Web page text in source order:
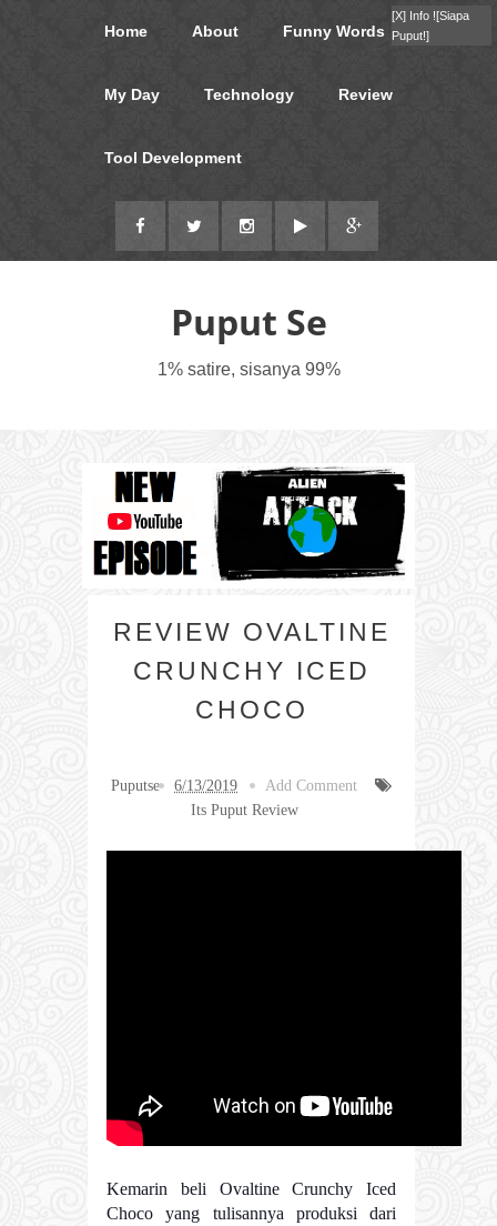
Home About Funny Words
My Day Technology Review
Tool Development
Puput Se
1% satire, sisanya 99%
REVIEW OVALTINE
CRUNCHY ICED
CHOCO
Puputse 6/13/2019
Add Comment
Its Puput Review
Kemarin beli Ovaltine Crunchy Iced
Choco yang tulisannya produksi dari
[X] Info ![Siapa
Puput!]